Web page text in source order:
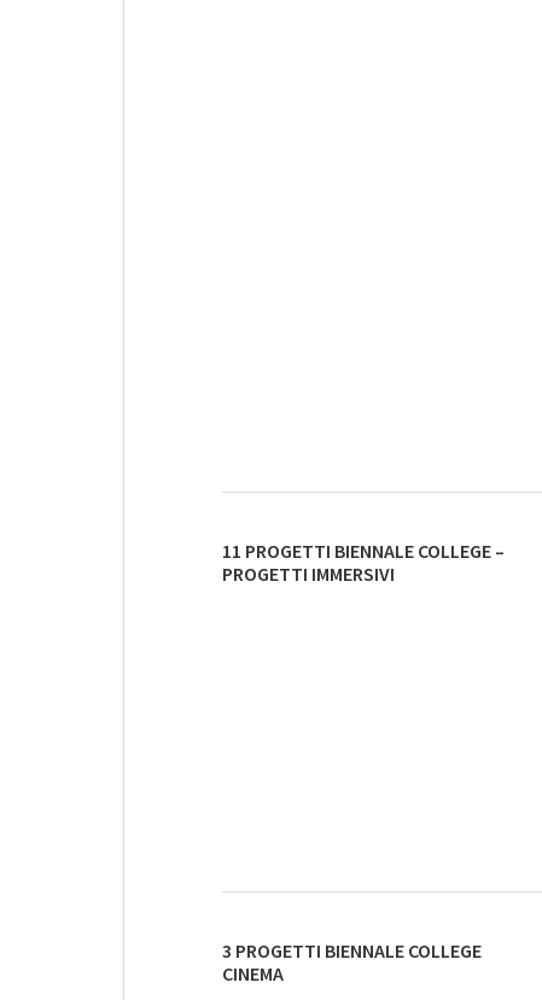
11 PROGETTI BIENNALE COLLEGE –
PROGETTI IMMERSIVI
3 PROGETTI BIENNALE COLLEGE
CINEMA